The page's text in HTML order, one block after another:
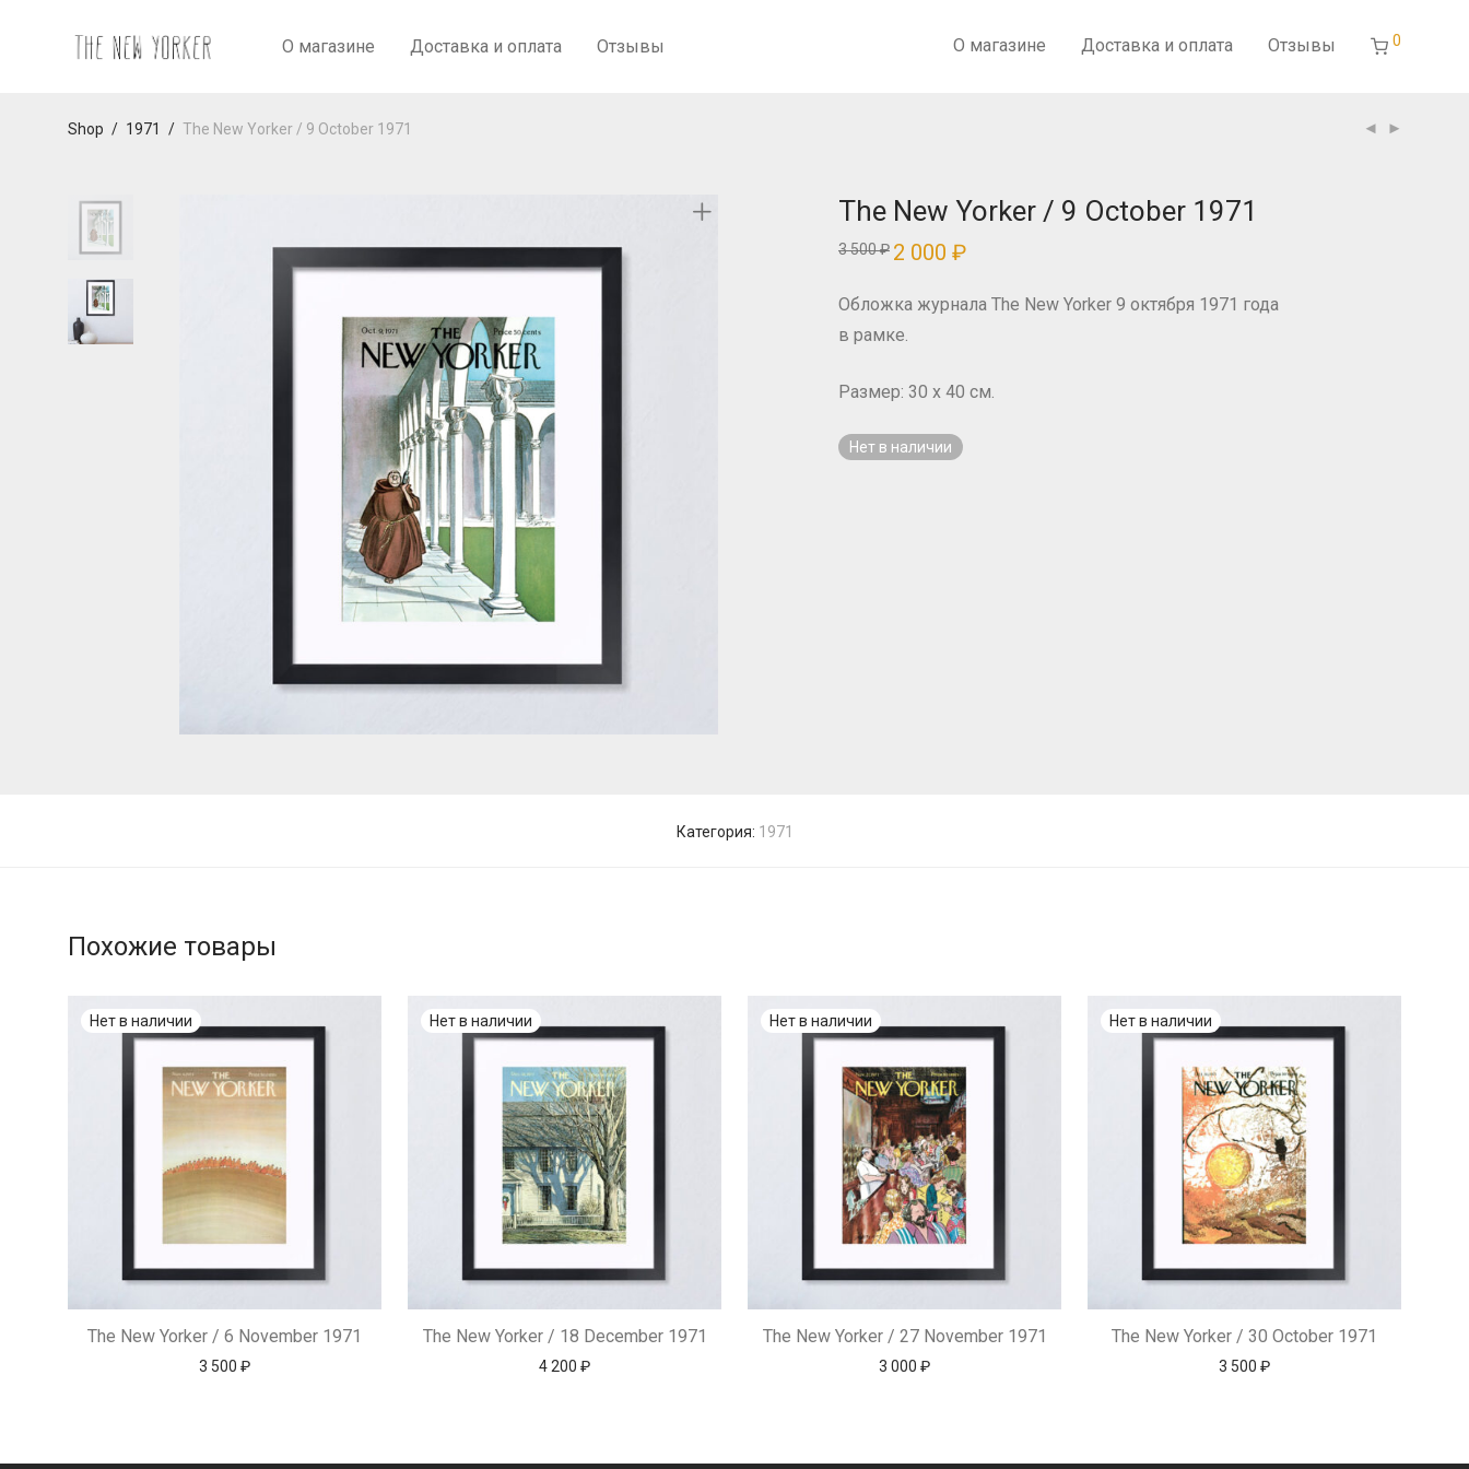
О магазине Доставка и оплата Отзывы О магазине Доставка и оплата Отзывы 0
Shop / 1971 / The New Yorker / 9 October 1971
The New Yorker / 9 October 1971
3 500₽ Первоначальная
цена
500 ₽.
2 000 ₽Текущая
000 ₽.
Обложка журнала The New Yorker 9 октября 1971 года
в рамке.
Размер: 30 x 40 см.
Нет в наличии
Категория: 1971
Похожие товары
The New Yorker / 6 November 1971
3 500 ₽
The New Yorker / 18 December 1971
4 200 ₽
The New Yorker / 27 November 1971
3 000 ₽
The New Yorker / 30 October 1971
3 500 ₽